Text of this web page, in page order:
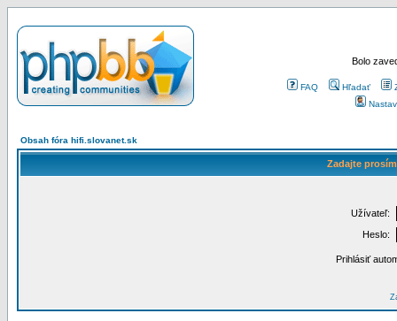
Bolo
FAQ Hľadať
Obsah fóra hifi.slovanet.sk
Zadajte
Užívateľ:
Heslo:
Prihlásiť